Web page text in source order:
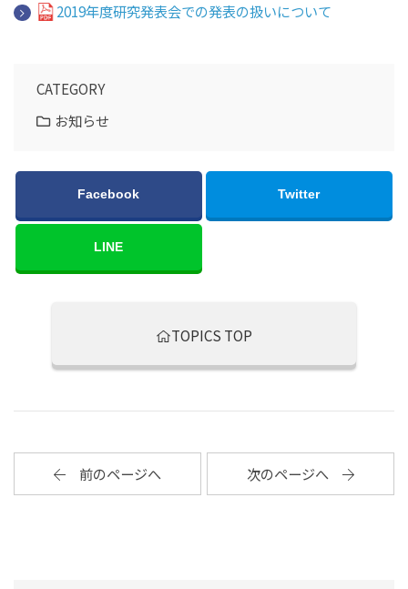
2019年度研究発表会での発表の扱いについて
CATEGORY
お知らせ
Facebook Twitter
LINE
TOPICS TOP
前のページへ 次のページへ